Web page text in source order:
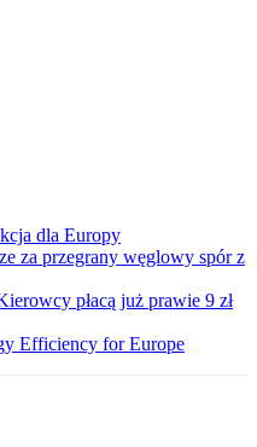
dla Europy
za przegrany węglowy spór z
płacą już prawie 9 zł
Efficiency for Europe